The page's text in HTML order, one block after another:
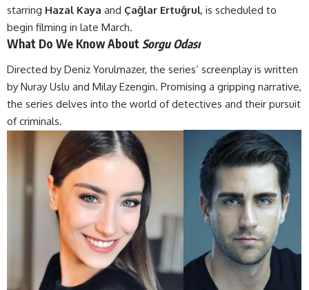
starring Hazal Kaya and Çağlar Ertuğrul, is scheduled to
begin filming in late March.
What Do We Know About Sorgu Odası
Directed by Deniz Yorulmazer, the series’ screenplay is written
by Nuray Uslu and Milay Ezengin. Promising a gripping narrative,
the series delves into the world of detectives and their pursuit
of criminals.